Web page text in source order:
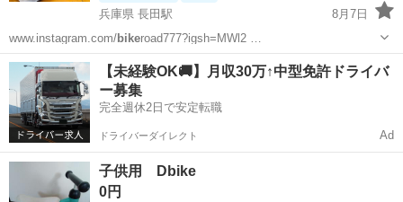
兵庫県 長田駅
8月7日
www.instagram.com/bikeroad777?igsh=MWl2 …
兵庫 神戸市 長田駅 ホンダ 自賠責保険
【未経験OK🚚】月収30万↑中型免許ドライバ
ー募集
完全週休2日で安定転職
ドライバーダイレクト Ad
子供用 Dbike
0円